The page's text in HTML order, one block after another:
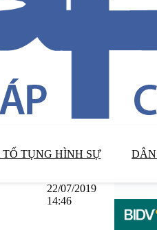
TỤNG HÌNH SỰ
22/07/2019
14:46